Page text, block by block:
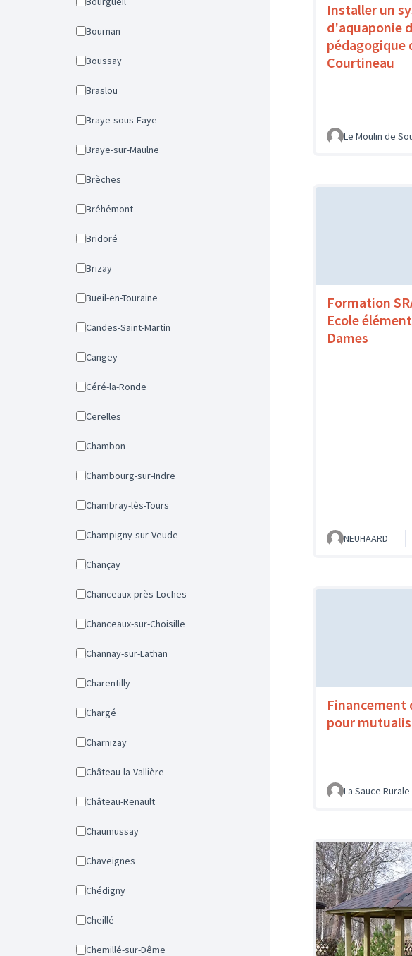
Bournan
Boussay
Braslou
Braye-sous-Faye
Braye-sur-Maulne
Brèches
Bréhémont
Bridoré
Brizay
Bueil-en-Touraine
Candes-Saint-Martin
Cangey
Céré-la-Ronde
Cerelles
Chambon
Chambourg-sur-Indre
Chambray-lès-Tours
Champigny-sur-Veude
Chançay
Chanceaux-près-Loches
Chanceaux-sur-Choisille
Channay-sur-Lathan
Charentilly
Chargé
Charnizay
Château-la-Vallière
Château-Renault
Chaumussay
Chaveignes
Chédigny
Cheillé
Chemillé-sur-Dême
Installer un
d'aquaponie
pédagogique
Courtineau
Le Moulin de
Formation
Ecole
Dames
NEUHAARD
Financement
pour
La Sauce Rurale